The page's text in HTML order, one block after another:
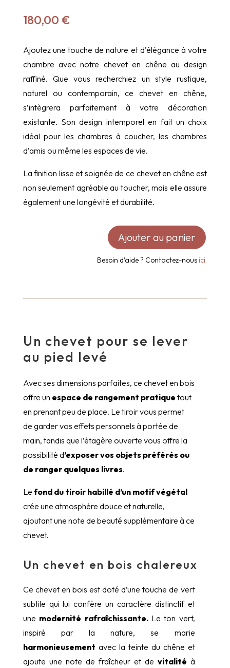
180,00 €
Ajoutez une touche de nature et d’élégance à votre
chambre avec notre chevet en chêne au design
raffiné. Que vous recherchiez un style rustique,
naturel ou contemporain, ce chevet en chêne,
s’intègrera parfaitement à votre décoration
existante. Son design intemporel en fait un choix
idéal pour les chambres à coucher, les chambres
d’amis ou même les espaces de vie.
La finition lisse et soignée de ce chevet en chêne est
non seulement agréable au toucher, mais elle assure
également une longévité et durabilité.
quantité
de
Ajouter au panier
Besoin d’aide ? Contactez-nous ici.
Un chevet pour se lever
au pied levé
Avec ses dimensions parfaites, ce chevet en bois
offre un espace de rangement pratique tout
en prenant peu de place. Le tiroir vous permet
de garder vos effets personnels à portée de
main, tandis que l’étagère ouverte vous offre la
possibilité d’exposer vos objets préférés ou
de ranger quelques livres.
Le fond du tiroir habillé d’un motif végétal
crée une atmosphère douce et naturelle,
ajoutant une note de beauté supplémentaire à ce
chevet.
Un chevet en bois chalereux
Ce chevet en bois est doté d’une touche de vert
subtile qui lui confère un caractère distinctif et
une modernité rafraîchissante.Le ton vert,
inspiré par la nature, se marie
harmonieusement avec la teinte du chêne et
ajoute une note de fraîcheur et de vitalité à